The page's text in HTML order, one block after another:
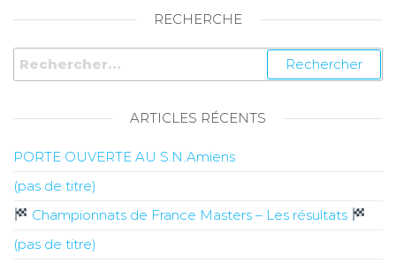
RECHERCHE
ARTICLES RÉCENTS
PORTE OUVERTE AU S.N.Amiens
(pas de titre)
Championnats de France Masters – Les résultats
(pas de titre)